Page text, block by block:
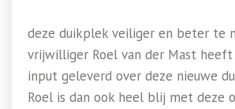
deze duikplek veiliger en beter te
vrijwilliger Roel van der Mast
input geleverd over deze nieuwe
Roel is dan ook heel blij met deze